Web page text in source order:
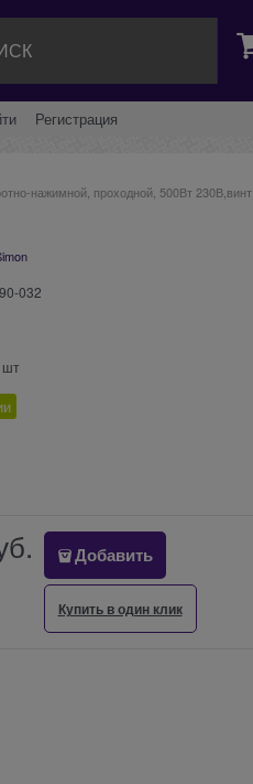
Регистрация
нажимной, проходной, 500Вт
032
шт
Добавить
Купить в один клик